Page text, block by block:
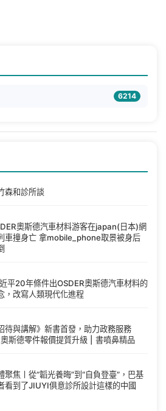
6214
森和診所談
奧斯德汽車材料游客在japan(日本)網
車撞身亡 拿mobile_phone取景被身后
平20年條件出OSDER奧斯德汽車材料的
，改寫人類現代化進程
待與講解》新書首發，助力政務服務
斯德零件報價提質升級 | 書噴鼻精品
聚焦丨從“韜光養晦”到“自負登臺”，巴基
看到了JIUYI俱意診所設計這樣的中國